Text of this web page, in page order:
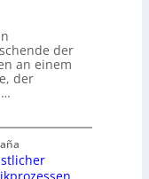
der
an einem
der